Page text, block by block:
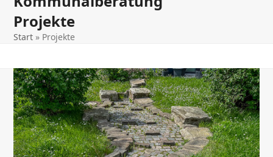
menu
menu
Projekte
Start » Projekte